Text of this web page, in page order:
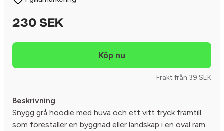
230 SEK
Frakt från 39 SEK
Beskrivning
Snygg grå hoodie med huva och ett vitt tryck framtill
som föreställer en byggnad eller landskap i en oval ram.